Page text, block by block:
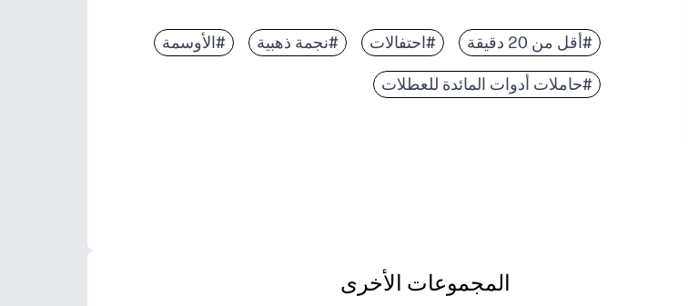
#أقل من 20 دقيقة #احتفالات #نجمة ذهبية #الأوسمة
#حاملات أدوات المائدة للعطلات
المجموعات الأخرى